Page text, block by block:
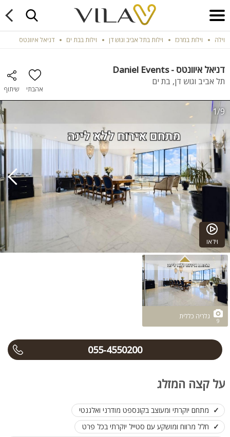
וילה וילות במרכז וילות בתל אביב וגוש דן וילות בבת ים דניאל איוונטס
דניאל איוונטס - Daniel Events
תל אביב וגוש דן, בת ים
אהבתי שיתוף
וידאו
1/9
9
גלריה כללית
055-4550200
על קצה המזלג
מתחם יוקרתי ומעוצב בקונספט מודרני ואלגנטי
חלל מרווח ומושקע עם סטייל יוקרתי בכל פרט